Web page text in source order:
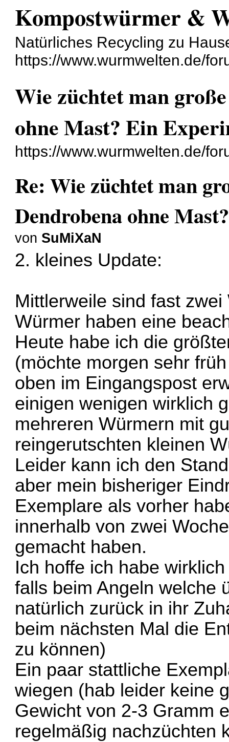
Kompostwürmer &
Natürliches Recycling zu
https://www.wurmwelten.de/
Wie züchtet man
ohne Mast? Ein
https://www.wurmwelten.de/
Re: Wie züchtet man
Dendrobena ohne
von SuMiXaN
2. kleines Update:
Mittlerweile sind fast
Würmer haben eine
Heute habe ich die
(möchte morgen sehr
oben im Eingangspost
einigen wenigen wirklich
mehreren Würmern mit
reingerutschten kleinen
Leider kann ich den
aber mein bisheriger
Exemplare als vorher
innerhalb von zwei
gemacht haben.
Ich hoffe ich habe
falls beim Angeln welche
natürlich zurück in ihr
beim nächsten Mal die
zu können)
Ein paar stattliche
wiegen (hab leider keine
Gewicht von 2-3 Gramm
regelmäßig nachzüchten